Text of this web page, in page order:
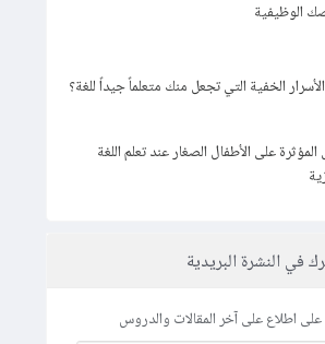
الوظيفية
الخفية التي تجعل منك متعلماً جيداً للغة؟
المؤثرة على الأطفال الصغار عند تعلم اللغة
في النشرة البريدية
على اطلاع على آخر المقالات والدروس